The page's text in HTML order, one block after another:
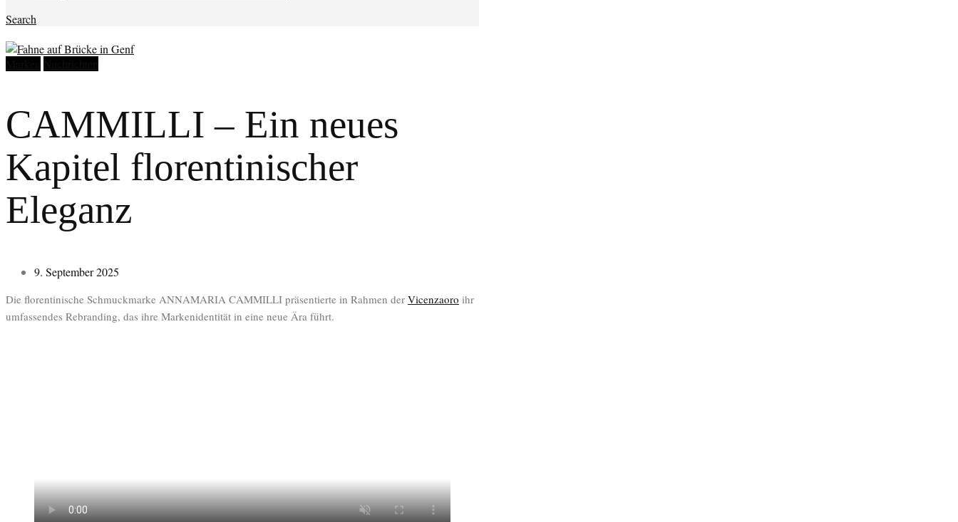
Search
CAMMILLI – Ein neues
Kapitel florentinischer
Eleganz
9. September 2025
Die florentinische Schmuckmarke ANNAMARIA CAMMILLI präsentierte in Rahmen der Vicenzaoro ihr
umfassendes Rebranding, das ihre Markenidentität in eine neue Ära führt.